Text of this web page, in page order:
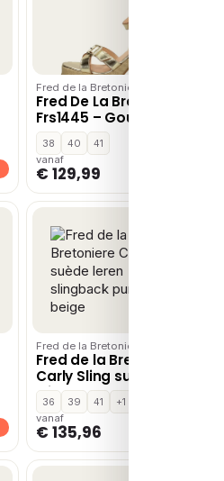
Fred de la Bretoniere
Fred De La Bretoniere
Frs1445 – Goudkleur
38 40
41
vanaf
€ 129,99
Fred de la Bretoniere
Fred de la Bretoniere
Carly Sling suède leren
slingback pumps
beige
36 39 41
+1
vanaf
€ 135,96